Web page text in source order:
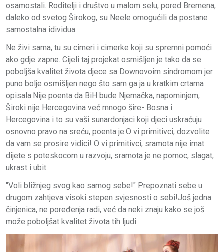
osamostali. Roditelji i društvo u malom selu, pored Bremena,
daleko od svetog Širokog, su Neele omogućili da postane
samostalna idividua.
Ne živi sama, tu su cimeri i cimerke koji su spremni pomoći
ako gdje zapne. Cijeli taj projekat osmišljen je tako da se
poboljša kvalitet života djece sa Downovoim sindromom jer
puno bolje osmišljen nego što sam ga ja u kratkim crtama
opisala.Nije poenta da BiH bude Njemačka, napominjem,
Široki nije Hercegovina već mnogo šire- Bosna i
Hercegovina i to su vaši sunardonjaci koji djeci uskraćuju
osnovno pravo na sreću, poenta je:O vi primitivci, dozvolite
da vam se prosire vidici! O vi primitivci, sramota nije imat
dijete s poteskocom u razvoju, sramota je ne pomoc, slagat,
ukrast i ubit.
"Voli bližnjeg svog kao samog sebe!" Prepoznati sebe u
drugom zahtjeva visoki stepen svjesnosti o sebi!Još jedna
činjenica, ne poređenja radi, već da neki znaju kako se još
može poboljšat kvalitet života tih ljudi: